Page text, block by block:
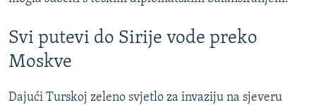
Svi putevi do Sirije vode preko
Moskve
Dajući Turskoj zeleno svjetlo za invaziju na sjeveru